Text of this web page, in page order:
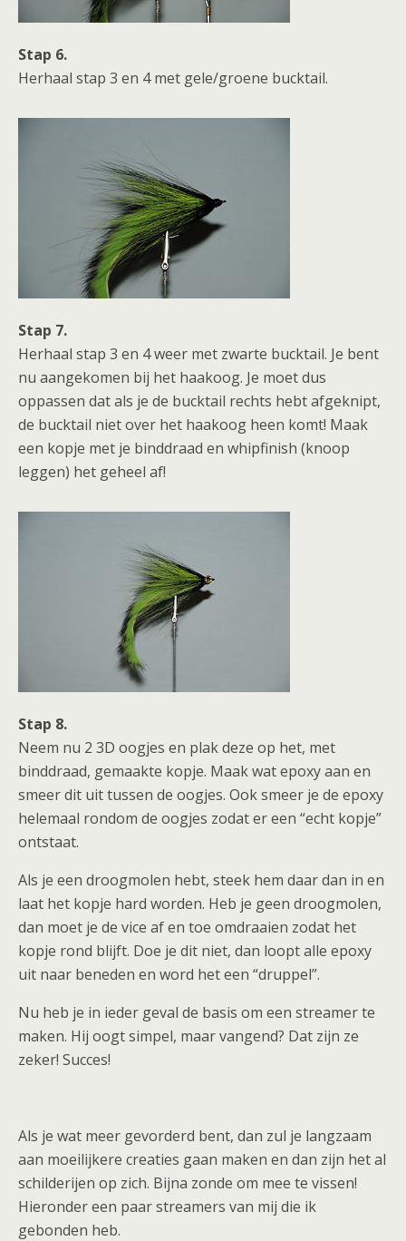
Stap 6.
Herhaal stap 3 en 4 met gele/groene bucktail.
Stap 7.
Herhaal stap 3 en 4 weer met zwarte bucktail. Je bent
nu aangekomen bij het haakoog. Je moet dus
oppassen dat als je de bucktail rechts hebt afgeknipt,
de bucktail niet over het haakoog heen komt! Maak
een kopje met je binddraad en whipfinish (knoop
leggen) het geheel af!
Stap 8.
Neem nu 2 3D oogjes en plak deze op het, met
binddraad, gemaakte kopje. Maak wat epoxy aan en
smeer dit uit tussen de oogjes. Ook smeer je de epoxy
helemaal rondom de oogjes zodat er een “echt kopje”
ontstaat.
Als je een droogmolen hebt, steek hem daar dan in en
laat het kopje hard worden. Heb je geen droogmolen,
dan moet je de vice af en toe omdraaien zodat het
kopje rond blijft. Doe je dit niet, dan loopt alle epoxy
uit naar beneden en word het een “druppel”.
Nu heb je in ieder geval de basis om een streamer te
maken. Hij oogt simpel, maar vangend? Dat zijn ze
zeker! Succes!
Als je wat meer gevorderd bent, dan zul je langzaam
aan moeilijkere creaties gaan maken en dan zijn het al
schilderijen op zich. Bijna zonde om mee te vissen!
Hieronder een paar streamers van mij die ik
gebonden heb.